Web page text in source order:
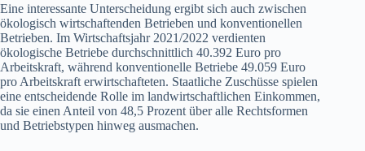
Eine interessante Unterscheidung ergibt sich auch zwischen
ökologisch wirtschaftenden Betrieben und konventionellen
Betrieben. Im Wirtschaftsjahr 2021/2022 verdienten
ökologische Betriebe durchschnittlich 40.392 Euro pro
Arbeitskraft, während konventionelle Betriebe 49.059 Euro
pro Arbeitskraft erwirtschafteten. Staatliche Zuschüsse spielen
eine entscheidende Rolle im landwirtschaftlichen Einkommen,
da sie einen Anteil von 48,5 Prozent über alle Rechtsformen
und Betriebstypen hinweg ausmachen.